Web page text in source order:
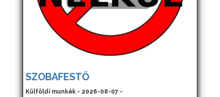
SZOBAFESTŐ
Külföldi munkák - 2026-08-07 -